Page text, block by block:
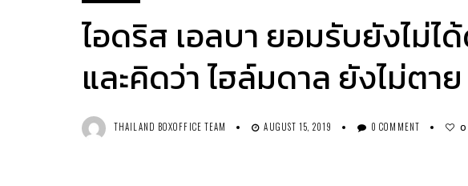
ไอดริส เอลบา ยอมรับยังไม่ไ
และคิดว่า ไฮล์มดาล ยังไม่ตาย
THAILAND BOXOFFICE TEAM AUGUST 15, 2019 0 COMMENT 0